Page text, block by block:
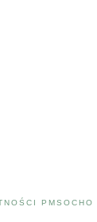
PMSOCHO